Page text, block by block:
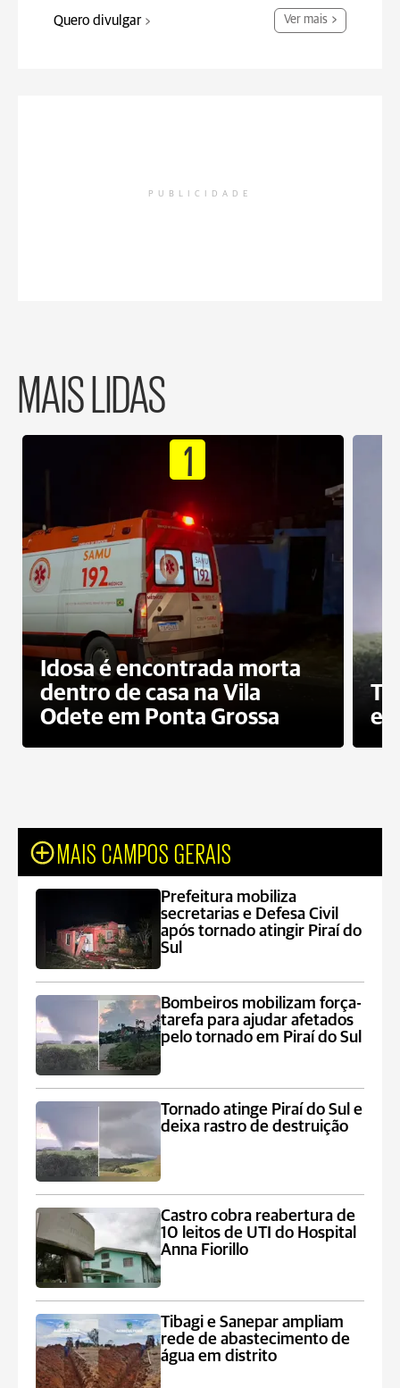
Quero divulgar Ver mais
PUBLICIDADE
MAIS LIDAS
1
Idosa é encontrada morta
dentro de casa na Vila
Odete em Ponta Grossa
e
MAIS CAMPOS GERAIS
Prefeitura mobiliza
secretarias e Defesa Civil
após tornado atingir Piraí do
Sul
Bombeiros mobilizam força-
tarefa para ajudar afetados
pelo tornado em Piraí do Sul
Tornado atinge Piraí do Sul e
deixa rastro de destruição
Castro cobra reabertura de
10 leitos de UTI do Hospital
Anna Fiorillo
Tibagi e Sanepar ampliam
rede de abastecimento de
água em distrito